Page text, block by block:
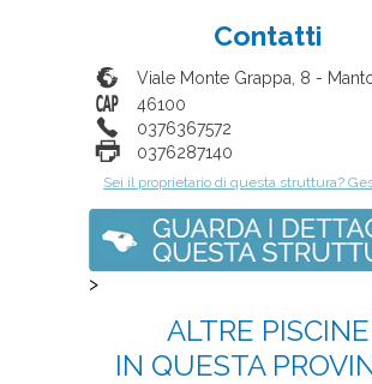
Contatti
Viale Monte Grappa, 8 -
46100
0376367572
0376287140
Sei il proprietario di questa struttura?
>
ALTRE PISCINE
IN QUESTA